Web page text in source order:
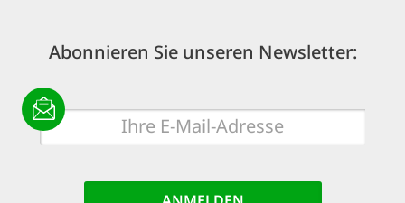
Abonnieren Sie unseren Newsletter:
E-
Mail